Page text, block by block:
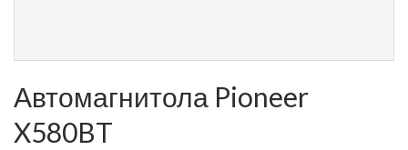
Автомагнитола Pioneer
X580BT